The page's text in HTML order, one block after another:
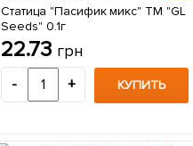
Статица "Пасифик микс" ТМ "GL
Seeds" 0.1г
22.73 грн
- + КУПИТЬ